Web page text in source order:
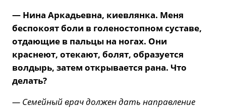
— Нина Аркадьевна, киевлянка. Меня
беспокоят боли в голеностопном суставе,
отдающие в пальцы на ногах. Они
краснеют, отекают, болят, образуется
волдырь, затем открывается рана. Что
делать?
— Семейный врач должен дать направление